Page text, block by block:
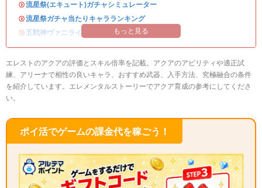
・流星祭(エキュート)ガチャシミュレーター
・流星祭ガチャ当たりキャラランキング
・ 五戦神ヴァニライベントまとめもっと見る
エレストのアクアの評価とスキル倍率を記載。アクアのアビリティや適正試
練、アリーナで相性の良いキャラ、おすすめ武器、入手方法、究極融合の条件
を紹介しています。エレメンタルストーリーでアクア育成の参考にしてくださ
い。
ポイ活でゲームの課金代を稼ごう！